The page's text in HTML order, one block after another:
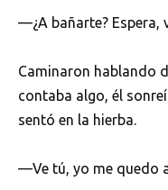
—¿A bañarte? Espera,
Caminaron hablando
contaba algo, él
sentó en la hierba.
—Ve tú, yo me quedo